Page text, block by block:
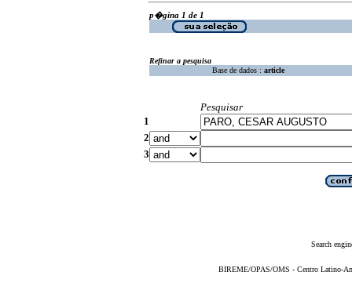
p�gina 1 de 1
Refinar a pesquisa
Base de dados : article
Pesquisar
1
2
3
Search
BIREME/OPAS/OMS - Centro Latino-